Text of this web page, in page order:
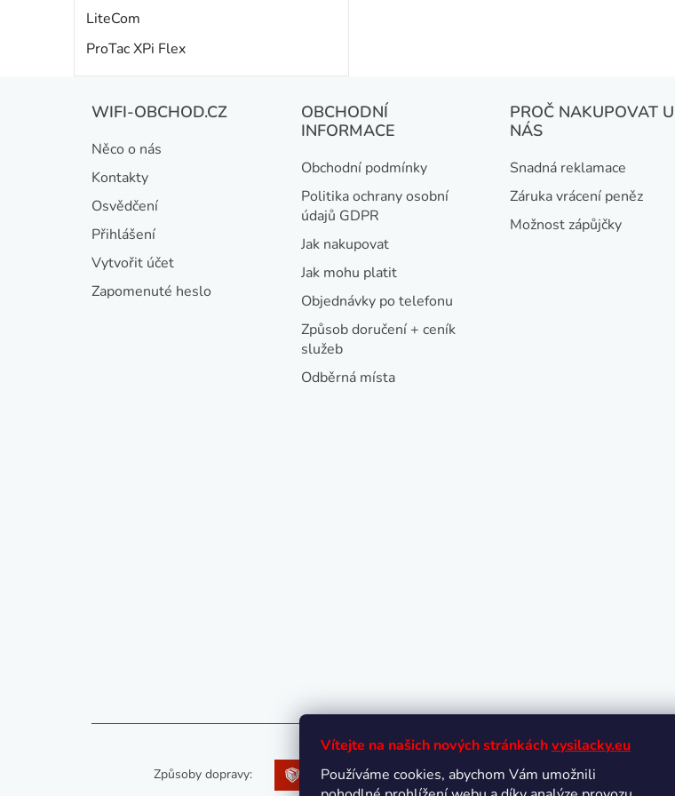
Vítejte na našich nových stránkáchvysilacky.eu
Používáme cookies, abychom Vám umožnili
LiteCom
ProTac XPi Flex
WIFI-OBCHOD.CZ
Něco o nás
Kontakty
Osvědčení
Přihlášení
Vytvořit účet
Zapomenuté heslo
OBCHODNÍ
INFORMACE
Obchodní podmínky
Politika ochrany osobní
údajů GDPR
Jak nakupovat
Jak mohu platit
Objednávky po telefonu
Způsob doručení + ceník
služeb
Odběrná místa
PROČ NAKUPOVAT U
NÁS
Snadná reklamace
Záruka vrácení peněz
Možnost zápůjčky
Způsoby dopravy: